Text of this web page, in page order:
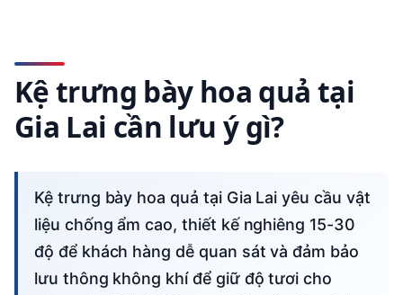
Kệ trưng bày hoa quả tại
Gia Lai cần lưu ý gì?
Kệ trưng bày hoa quả tại Gia Lai yêu cầu vật
liệu chống ẩm cao, thiết kế nghiêng 15-30
độ để khách hàng dễ quan sát và đảm bảo
lưu thông không khí để giữ độ tươi cho